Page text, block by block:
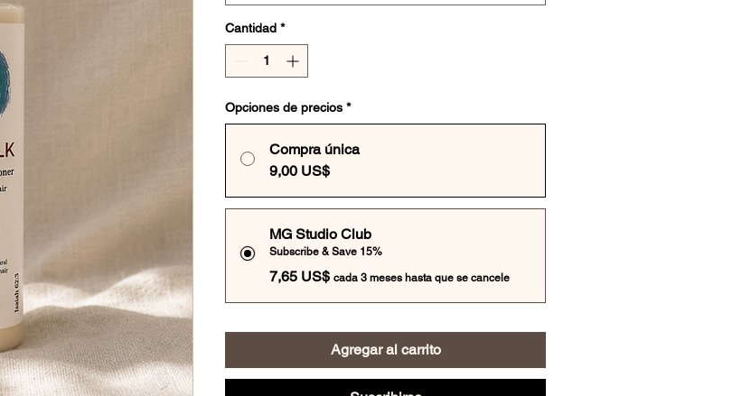
Cantidad *
Opciones de precios *
Compra única
9,00 US$
MG Studio Club
Subscribe & Save 15%
7,65 US$ cada 3 meses hasta que se cancele
Agregar al carrito